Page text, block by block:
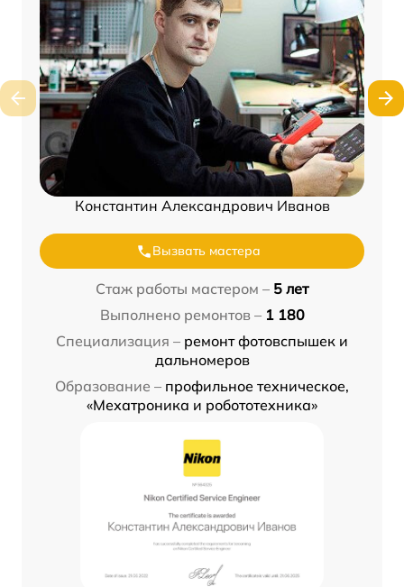
Константин Александрович Иванов
Вызвать мастера
Стаж работы мастером – 5 лет
Выполнено ремонтов – 1 180
Специализация – ремонт фотовспышек и
дальномеров
Образование – профильное техническое,
«Мехатроника и робототехника»